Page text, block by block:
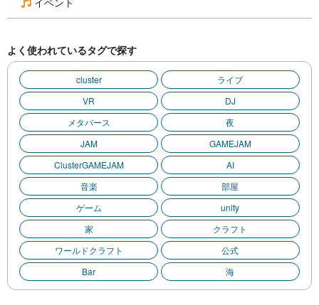
よく使われているタグで探す
cluster
ライブ
VR
DJ
メタバース
夜
JAM
GAMEJAM
ClusterGAMEJAM
AI
音楽
部屋
ゲーム
unity
家
クラフト
ワールドクラフト
公式
Bar
海